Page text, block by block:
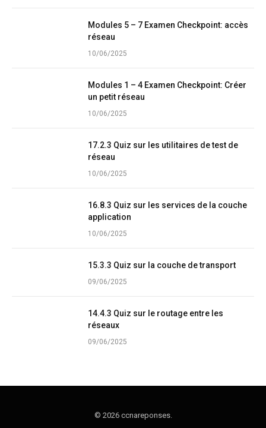
Modules 5 – 7 Examen Checkpoint: accès
réseau
10/06/2025
Modules 1 – 4 Examen Checkpoint: Créer
un petit réseau
10/06/2025
17.2.3 Quiz sur les utilitaires de test de
réseau
10/06/2025
16.8.3 Quiz sur les services de la couche
application
10/06/2025
15.3.3 Quiz sur la couche de transport
09/06/2025
14.4.3 Quiz sur le routage entre les
réseaux
09/06/2025
© 2026 ccnareponses.